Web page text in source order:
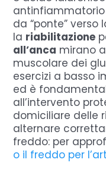
da “ponte” verso
la riabilitazione
all’anca mirano
muscolare dei
esercizi a basso
ed è
all’intervento
domiciliare delle
alternare
freddo: per
o il freddo per